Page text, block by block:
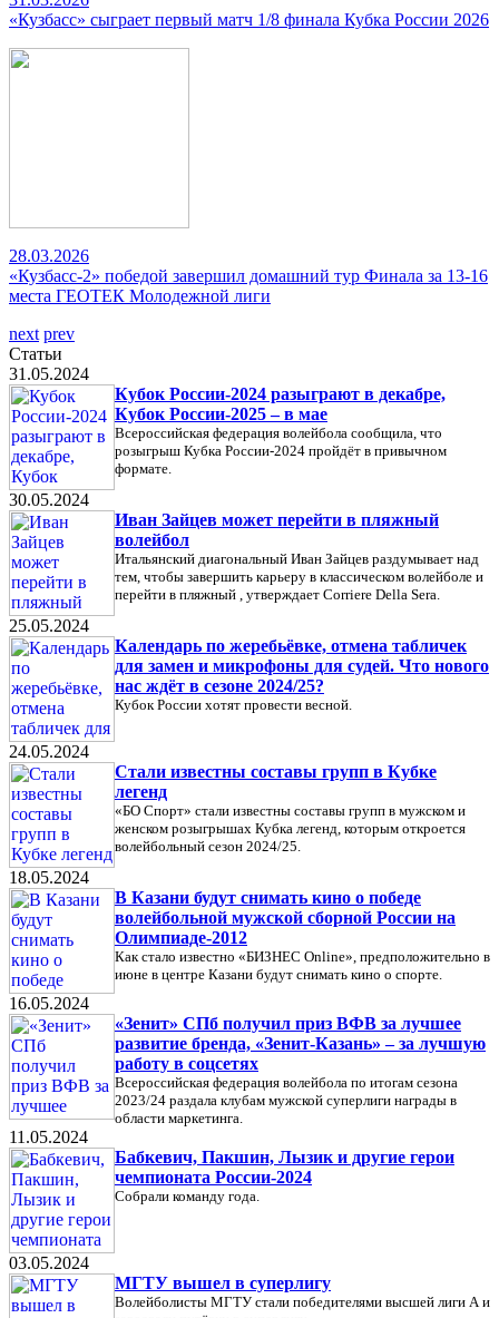
«Кузбасс» сыграет первый матч 1/8 финала Кубка России 2026
28.03.2026
«Кузбасс-2» победой завершил домашний тур Финала за 13-16
места ГЕОТЕК Молодежной лиги
next prev
Статьи
31.05.2024
Кубок России-2024 разыграют в декабре,
Кубок России-2025 – в мае
Всероссийская федерация волейбола сообщила, что
розыгрыш Кубка России-2024 пройдёт в привычном
формате.
30.05.2024
Иван Зайцев может перейти в пляжный
волейбол
Итальянский диагональный Иван Зайцев раздумывает над
тем, чтобы завершить карьеру в классическом волейболе и
перейти в пляжный , утверждает Corriere Della Sera.
25.05.2024
Календарь по жеребьёвке, отмена табличек
для замен и микрофоны для судей. Что нового
нас ждёт в сезоне 2024/25?
Кубок России хотят провести весной.
24.05.2024
Стали известны составы групп в Кубке
легенд
«БО Спорт» стали известны составы групп в мужском и
женском розыгрышах Кубка легенд, которым откроется
волейбольный сезон 2024/25.
18.05.2024
В Казани будут снимать кино о победе
волейбольной мужской сборной России на
Олимпиаде-2012
Как стало известно «БИЗНЕС Online», предположительно в
июне в центре Казани будут снимать кино о спорте.
16.05.2024
«Зенит» СПб получил приз ВФВ за лучшее
развитие бренда, «Зенит-Казань» – за лучшую
работу в соцсетях
Всероссийская федерация волейбола по итогам сезона
2023/24 раздала клубам мужской суперлиги награды в
области маркетинга.
11.05.2024
Бабкевич, Пакшин, Лызик и другие герои
чемпионата России-2024
Собрали команду года.
03.05.2024
МГТУ вышел в суперлигу
Волейболисты МГТУ стали победителями высшей лиги А и